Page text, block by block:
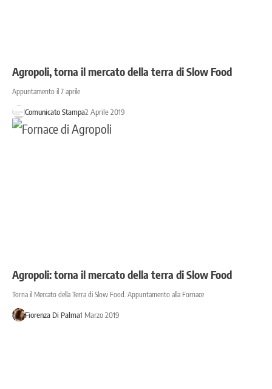
Agropoli, torna il mercato della terra di Slow Food
Appuntamento il 7 aprile
Comunicato Stampa2 Aprile 2019
Agropoli: torna il mercato della terra di Slow Food
Torna il Mercato della Terra di Slow Food. Appuntamento alla Fornace
Fiorenza Di Palma1 Marzo 2019